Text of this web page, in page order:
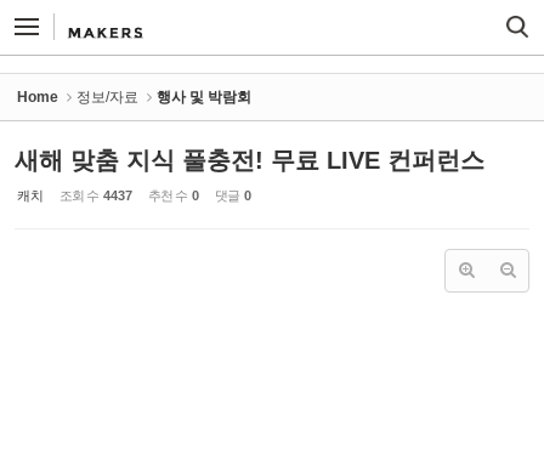
Home 정보/자료 행사 및 박람회
새해 맞춤 지식 풀충전! 무료 LIVE 컨퍼런스
캐치 조회 수 4437 추천 수 0 댓글 0